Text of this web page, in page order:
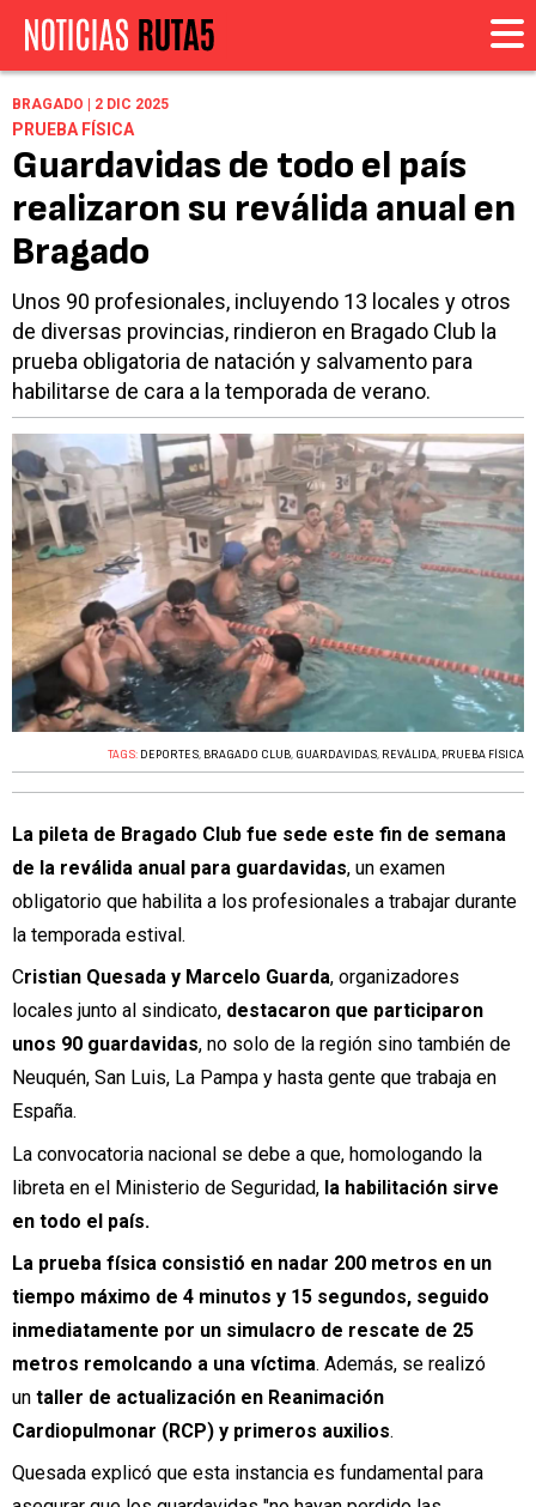
BRAGADO | 2 DIC 2025
PRUEBA FÍSICA
Guardavidas de todo el país
realizaron su reválida anual en
Bragado
Unos 90 profesionales, incluyendo 13 locales y otros
de diversas provincias, rindieron en Bragado Club la
prueba obligatoria de natación y salvamento para
habilitarse de cara a la temporada de verano.
TAGS: DEPORTES, BRAGADO CLUB, GUARDAVIDAS, REVÁLIDA, PRUEBA FÍSICA
La pileta de Bragado Club fue sede este fin de semana
de la reválida anual para guardavidas, un examen
obligatorio que habilita a los profesionales a trabajar durante
la temporada estival.
Cristian Quesada y Marcelo Guarda, organizadores
locales junto al sindicato, destacaron que participaron
unos 90 guardavidas, no solo de la región sino también de
Neuquén, San Luis, La Pampa y hasta gente que trabaja en
España.
La convocatoria nacional se debe a que, homologando la
libreta en el Ministerio de Seguridad, la habilitación sirve
en todo el país.
La prueba física consistió en nadar 200 metros en un
tiempo máximo de 4 minutos y 15 segundos, seguido
inmediatamente por un simulacro de rescate de 25
metros remolcando a una víctima. Además, se realizó
un taller de actualización en Reanimación
Cardiopulmonar (RCP) y primeros auxilios.
Quesada explicó que esta instancia es fundamental para